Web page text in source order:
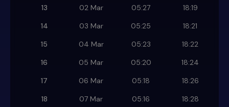
13
02 Mar 05:27
18:19
14
03 Mar 05:25
18:21
15
04 Mar 05:23
18:22
16
05 Mar 05:20
18:24
17
06 Mar 05:18
18:26
18
07 Mar 05:16
18:28